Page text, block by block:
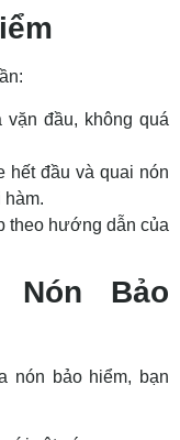
đầu, không quá
hết đầu và quai nón
theo hướng dẫn của
Nón Bảo
nón bảo hiểm, bạn